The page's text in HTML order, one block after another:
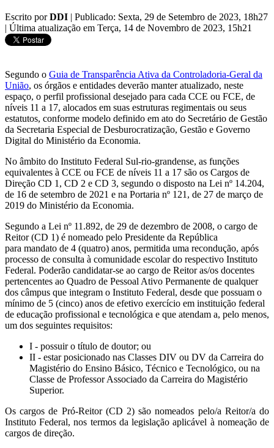
Escrito porDDI | Publicado: Sexta, 29 de Setembro de 2023, 18h27
| Última atualização em Terça, 14 de Novembro de 2023, 15h21
Segundo o Guia de Transparência Ativa da Controladoria-Geral da
União, os órgãos e entidades deverão manter atualizado, neste
espaço, o perfil profissional desejado para cada CCE ou FCE, de
níveis 11 a 17, alocados em suas estruturas regimentais ou seus
estatutos, conforme modelo definido em ato do Secretário de Gestão
da Secretaria Especial de Desburocratização, Gestão e Governo
Digital do Ministério da Economia.
No âmbito do Instituto Federal Sul-rio-grandense, as funções
equivalentes à CCE ou FCE de níveis 11 a 17 são os Cargos de
Direção CD 1, CD 2 e CD 3, segundo o disposto na Lei nº 14.204,
de 16 de setembro de 2021 e na Portaria nº 121, de 27 de março de
2019 do Ministério da Economia.
Segundo a Lei nº 11.892, de 29 de dezembro de 2008, o cargo de
Reitor (CD 1) é nomeado pelo Presidente da República
para mandato de 4 (quatro) anos, permitida uma recondução, após
processo de consulta à comunidade escolar do respectivo Instituto
Federal. Poderão candidatar-se ao cargo de Reitor as/os docentes
pertencentes ao Quadro de Pessoal Ativo Permanente de qualquer
dos câmpus que integram o Instituto Federal, desde que possuam o
mínimo de 5 (cinco) anos de efetivo exercício em instituição federal
de educação profissional e tecnológica e que atendam a, pelo menos,
um dos seguintes requisitos:
I - possuir o título de doutor; ou
II - estar posicionado nas Classes DIV ou DV da Carreira do
Magistério do Ensino Básico, Técnico e Tecnológico, ou na
Classe de Professor Associado da Carreira do Magistério
Superior.
Os cargos de Pró-Reitor (CD 2) são nomeados pelo/a Reitor/a do
Instituto Federal, nos termos da legislação aplicável à nomeação de
cargos de direção.